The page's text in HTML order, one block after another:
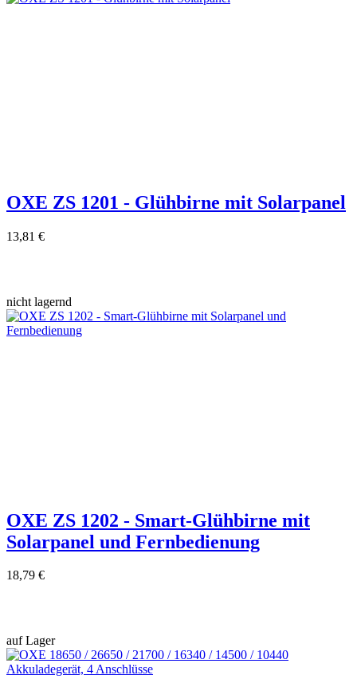
OXE ZS 1201 - Glühbirne mit Solarpanel
13,81 €
nicht lagernd
OXE ZS 1202 - Smart-Glühbirne mit
Solarpanel und Fernbedienung
18,79 €
auf Lager